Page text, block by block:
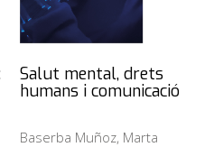
Salut mental, drets
humans i comunicació
Baserba Muñoz, Marta